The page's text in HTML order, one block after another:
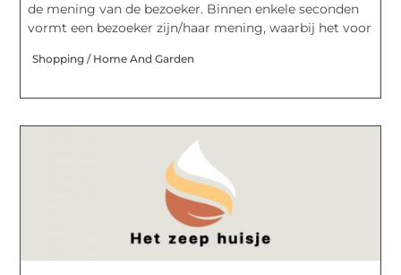
de mening van de bezoeker. Binnen enkele seconden
vormt een bezoeker zijn/haar mening, waarbij het voor
Shopping / Home And Garden